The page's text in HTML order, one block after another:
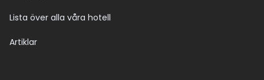
Lista över alla våra hotell
Artiklar